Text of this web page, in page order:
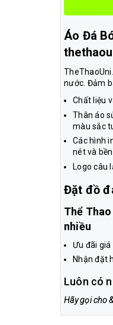
Áo Đá
nước. Đảm
Chất liệu
Thân áo
màu sắc
Các hình
nét và
Logo câu
Đặt đồ
Thể
nhiều
Ưu đãi
Nhận đặt
Luôn có
Hãy gọi cho